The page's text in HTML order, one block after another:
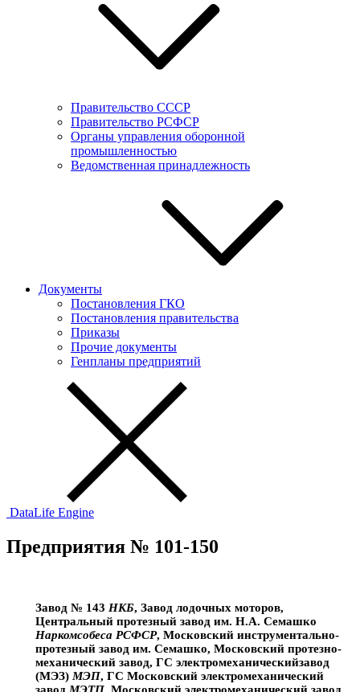
Правительство СССР
Правительство РСФСР
Органы управления оборонной
промышленностью
Ведомственная принадлежность
Документы
Постановления ГКО
Постановления правительства
Приказы
Прочие документы
Генпланы предприятий
DataLife Engine
Предприятия № 101-150
Завод № 143 НКБ, Завод лодочных моторов,
Центральный протезный завод им. Н.А. Семашко
Наркомсобеса РСФСР, Московский инструментально-
протезный завод им. Семашко, Московский протезно-
механический завод, ГС электромеханическийзавод
(МЭЗ) МЭП, ГС Московский электромеханический